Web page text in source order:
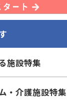
施設特集
・介護施設特集